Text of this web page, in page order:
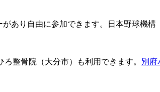
あり自由に参加できます。日本野球機
ろ整骨院（大分市）も利用できます。
別府